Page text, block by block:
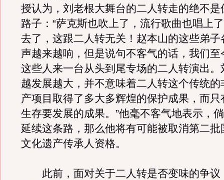
授认为，刘老根大舞台的二人转走的绝不是
路子：“萨克斯也吹上了，流行歌曲也唱上
去了，这跟二人转无关！赵本山的这些弟子
声越来越响，但是说句不客气的话，我们至
这些人来一台从头到尾专场的二人转演出。
越发展越大，并不意味着二人转这个传统的
产项目取得了多大多辉煌的保护成果，而只
生存要发展的成果。”他毫不客气地表示，
延续这条路，那么他将有可能被取消第二批
文化遗产传承人资格。
此前，面对关于二人转是否变味的争议